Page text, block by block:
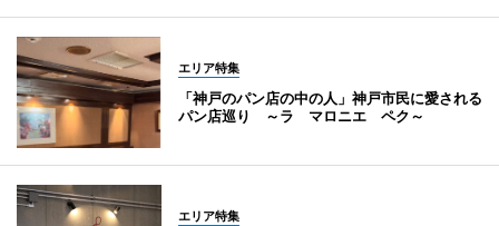
エリア特集
「神戸のパン店の中の人」神戸市民に愛される
パン店巡り ～ラ マロニエ ペク～
エリア特集